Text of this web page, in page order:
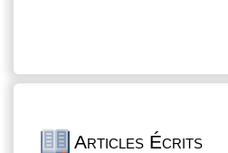
Articles Écrits